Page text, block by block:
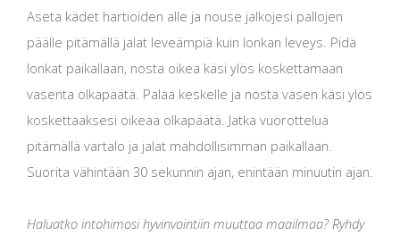
Aseta kädet hartioiden alle ja nouse jalkojesi pallojen
päälle pitämällä jalat leveämpiä kuin lonkan leveys. Pidä
lonkat paikallaan, nosta oikea käsi ylös koskettamaan
vasenta olkapäätä. Palaa keskelle ja nosta vasen käsi ylös
koskettaaksesi oikeaa olkapäätä. Jatka vuorottelua
pitämällä vartalo ja jalat mahdollisimman paikallaan.
Suorita vähintään 30 sekunnin ajan, enintään minuutin ajan.
Haluatko intohimosi hyvinvointiin muuttaa maailmaa? Ryhdy